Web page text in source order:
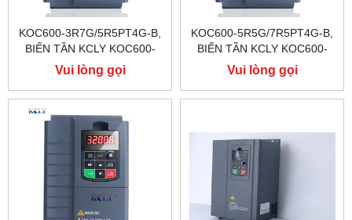
KOC600-3R7G/5R5PT4G-B,
BIẾN TẦN KCLY KOC600-
3R7G/5R5PT4G-B
Vui lòng gọi
KOC600-5R5G/7R5PT4G-B,
BIẾN TẦN KCLY KOC600-
5R5G/7R5PT4G-B
Vui lòng gọi